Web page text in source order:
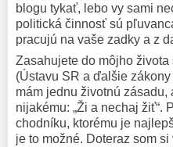
blogu tykať, lebo vy sami
politická činnosť sú
pracujú na vaše zadky a z
Zasahujete do môjho
(Ústavu SR a ďalšie
mám jednu životnú
nijakému: „Ži a nechaj žiť“.
chodníku, ktorému je
je to možné. Doteraz som